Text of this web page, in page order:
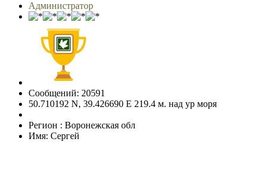
Администратор
Сообщений: 20591
50.710192 N, 39.426690 E 219.4 м. над ур моря
Регион : Воронежская обл
Имя: Сергей